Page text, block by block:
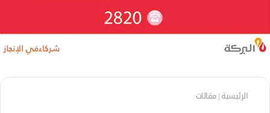
الرئيسية|مقالات